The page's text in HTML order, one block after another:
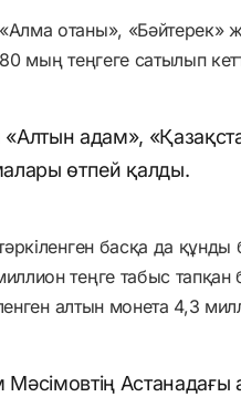
отаны», «Бәйтерек»
мың теңгеге сатылып
адам»,
өтпей қалды.
басқа да
теңге табыс тапқан
алтын монета 4,3
Мәсімовтің